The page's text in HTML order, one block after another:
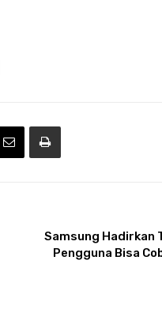
Samsung Hadirkan
Pengguna Bisa